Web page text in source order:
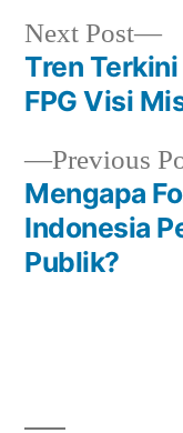
Post
Previous
Mengapa
Indonesia
Publik?
Next Post
Tren
FPG Visi